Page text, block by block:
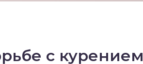
с курением